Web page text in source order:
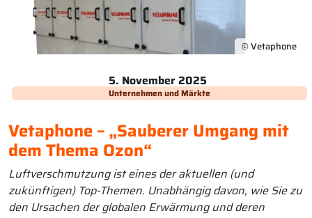
© Vetaphone
5. November 2025
Unternehmen und Märkte
Vetaphone – „Sauberer Umgang mit
dem Thema Ozon“
Luftverschmutzung ist eines der aktuellen (und
zukünftigen) Top-Themen. Unabhängig davon, wie Sie zu
den Ursachen der globalen Erwärmung und deren